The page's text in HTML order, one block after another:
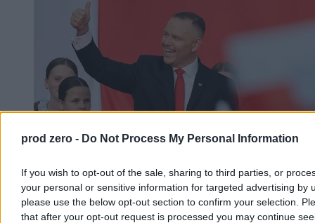
prod zero - Do Not Process My Personal Information
If you wish to opt-out of the sale, sharing to third parties, or
your personal or sensitive information for targeted advertising by
please use the below opt-out section to confirm your selection.
that after your opt-out request is processed you may continue
Nawrocki podsumowuje pierwszy rok kadencji.
„Chcę, byście mnie oceniali”